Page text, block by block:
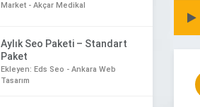
Market - Akçar Medikal
Aylık Seo Paketi – Standart
Paket
Ekleyen: Eds Seo - Ankara Web
Tasarım